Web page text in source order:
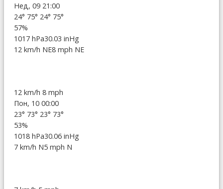
Нед, 09 21:00
24° 75° 24° 75°
57%
1017 hPa30.03 inHg
12 km/h NE8 mph NE
12 km/h 8 mph
Пон, 10 00:00
23° 73° 23° 73°
53%
1018 hPa30.06 inHg
7 km/h N5 mph N